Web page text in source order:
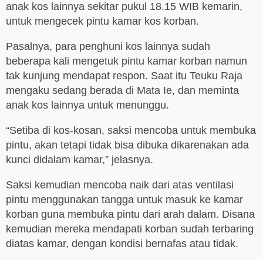
anak kos lainnya sekitar pukul 18.15 WIB kemarin,
untuk mengecek pintu kamar kos korban.
Pasalnya, para penghuni kos lainnya sudah
beberapa kali mengetuk pintu kamar korban namun
tak kunjung mendapat respon. Saat itu Teuku Raja
mengaku sedang berada di Mata Ie, dan meminta
anak kos lainnya untuk menunggu.
“Setiba di kos-kosan, saksi mencoba untuk membuka
pintu, akan tetapi tidak bisa dibuka dikarenakan ada
kunci didalam kamar,” jelasnya.
Saksi kemudian mencoba naik dari atas ventilasi
pintu menggunakan tangga untuk masuk ke kamar
korban guna membuka pintu dari arah dalam. Disana
kemudian mereka mendapati korban sudah terbaring
diatas kamar, dengan kondisi bernafas atau tidak.